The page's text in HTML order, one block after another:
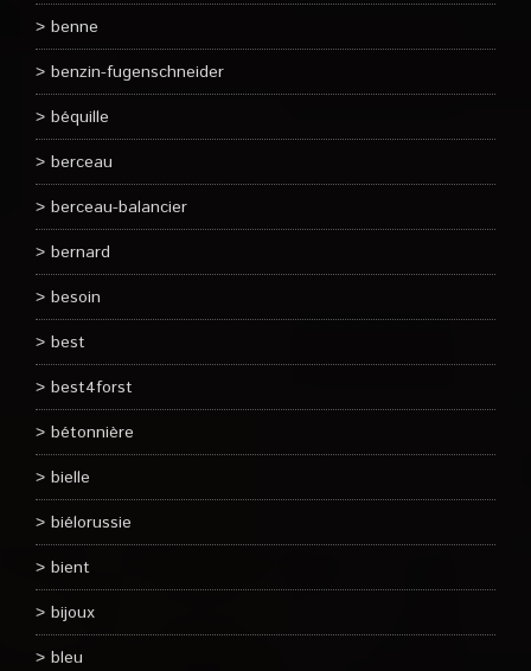
benne
benzin-fugenschneider
béquille
berceau
berceau-balancier
bernard
besoin
best
best4forst
bétonnière
bielle
biélorussie
bient
bijoux
bleu